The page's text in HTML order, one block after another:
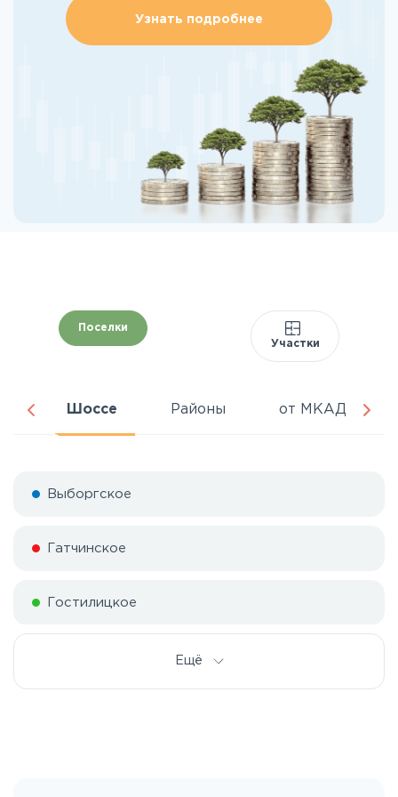
Узнать подробнее
Поселки
Участки
Шоссе Районы от МКАД
Выборгское
Гатчинское
Гостилицкое
Ещё